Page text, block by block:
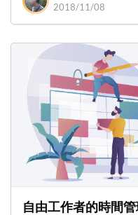
2018/11/08
自由工作者的時間